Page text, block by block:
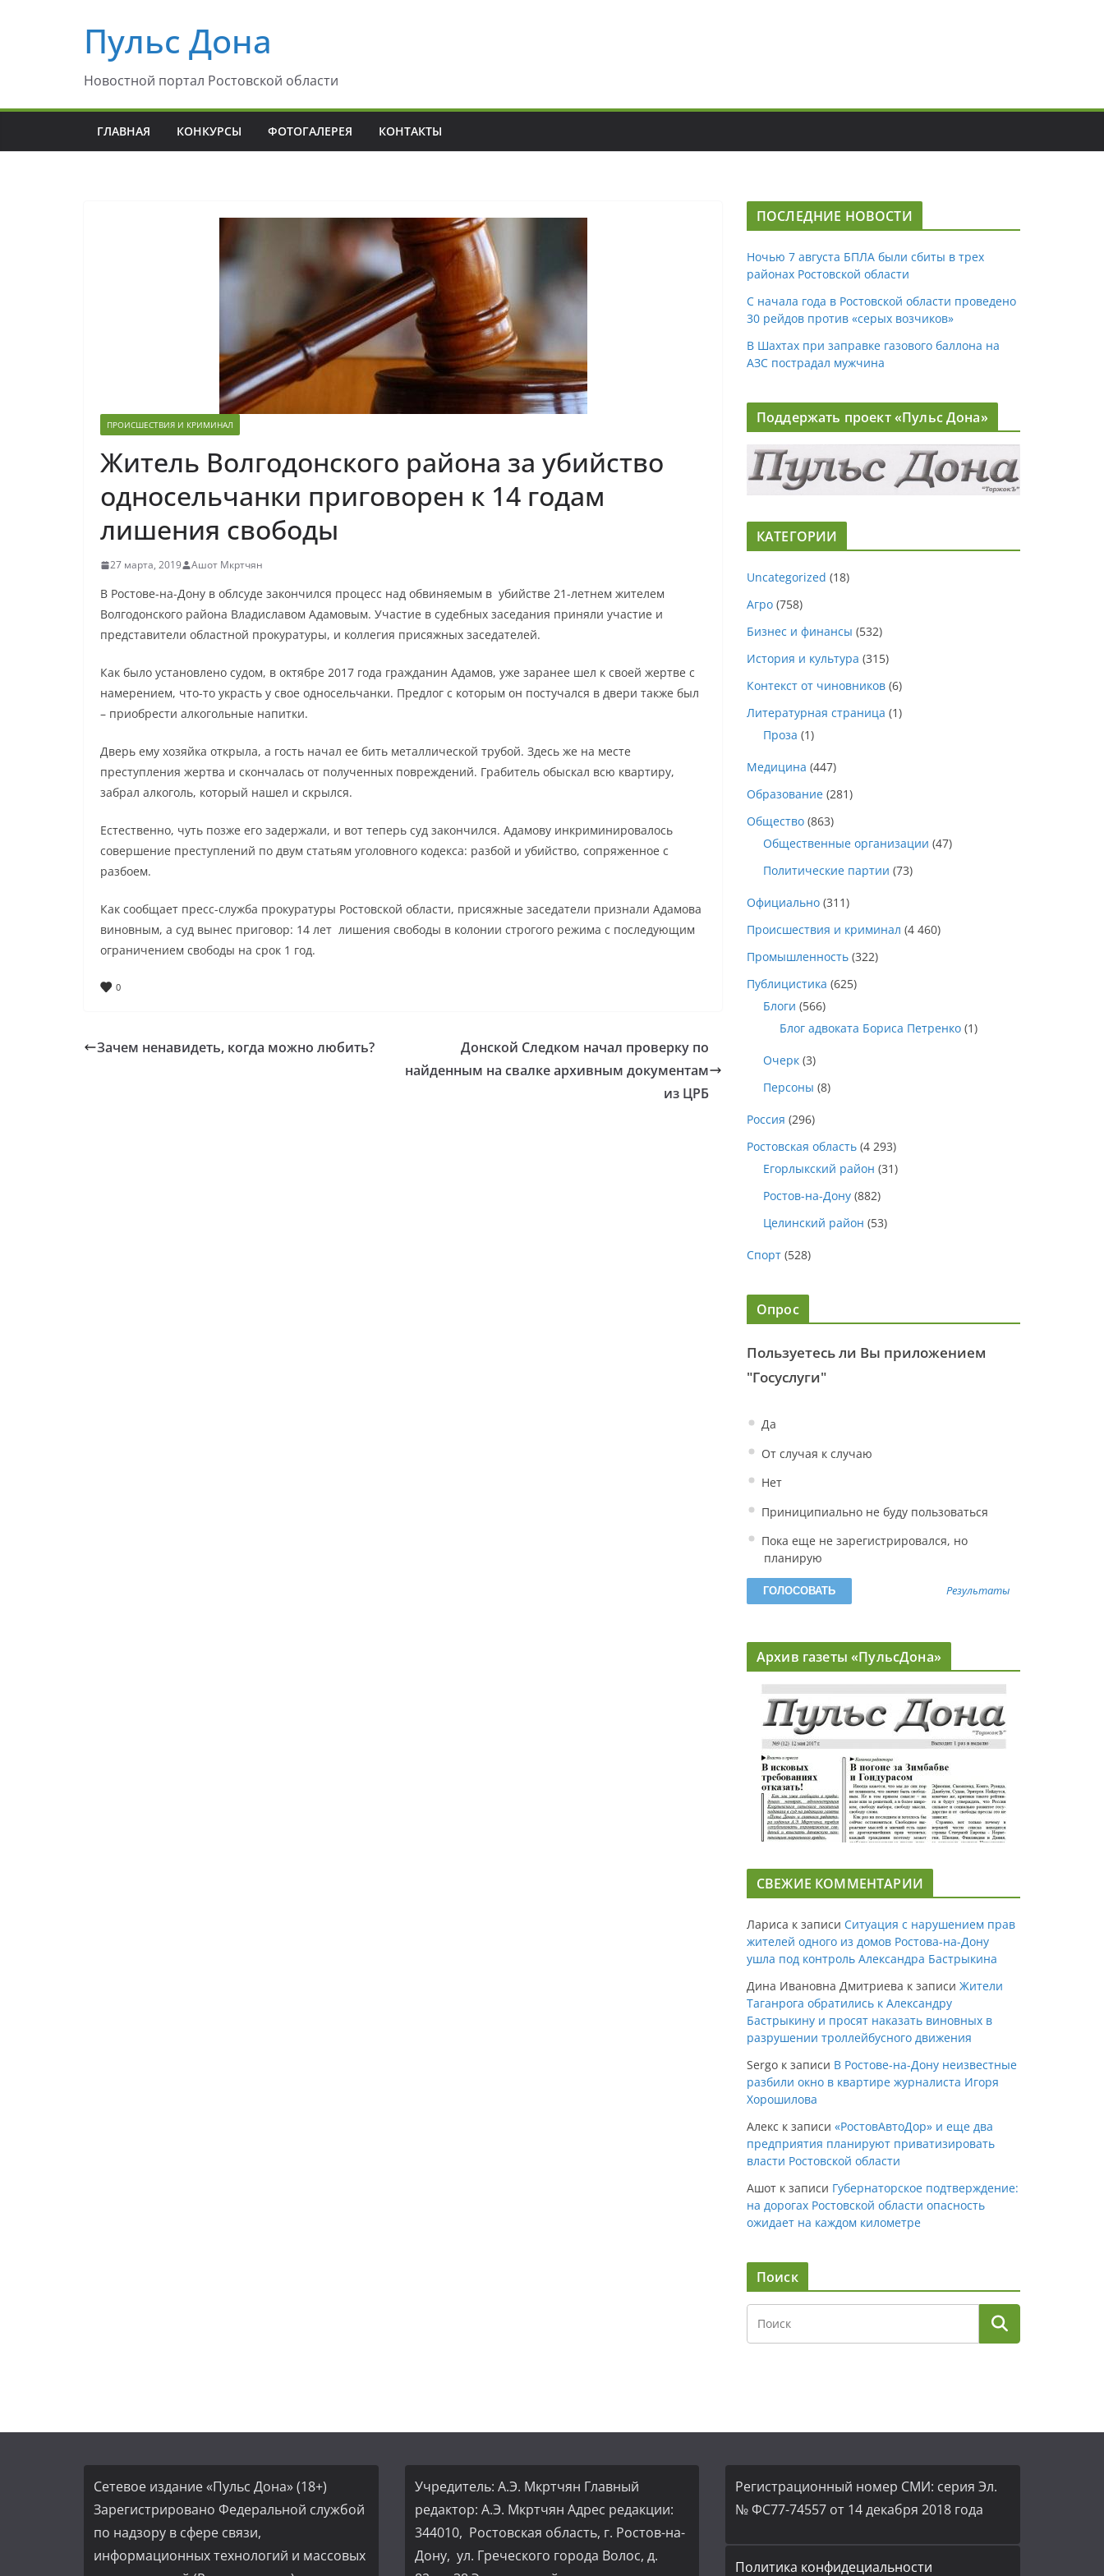
содержимомуПульс Дона
Новостной портал Ростовской области
ГЛАВНАЯ КОНКУРСЫ ФОТОГАЛЕРЕЯ КОНТАКТЫ
ПРОИСШЕСТВИЯ И КРИМИНАЛ
Житель Волгодонского района за убийство
односельчанки приговорен к 14 годам
лишения свободы
27 марта, 2019 Ашот Мкртчян
В Ростове-на-Дону в облсуде закончился процесс над обвиняемым в убийстве 21-летнем жителем
Волгодонского района Владиславом Адамовым. Участие в судебных заседания приняли участие и
представители областной прокуратуры, и коллегия присяжных заседателей.
Как было установлено судом, в октябре 2017 года гражданин Адамов, уже заранее шел к своей жертве с
намерением, что-то украсть у свое односельчанки. Предлог с которым он постучался в двери также был
– приобрести алкогольные напитки.
Дверь ему хозяйка открыла, а гость начал ее бить металлической трубой. Здесь же на месте
преступления жертва и скончалась от полученных повреждений. Грабитель обыскал всю квартиру,
забрал алкоголь, который нашел и скрылся.
Естественно, чуть позже его задержали, и вот теперь суд закончился. Адамову инкриминировалось
совершение преступлений по двум статьям уголовного кодекса: разбой и убийство, сопряженное с
разбоем.
Как сообщает пресс-служба прокуратуры Ростовской области, присяжные заседатели признали Адамова
виновным, а суд вынес приговор: 14 лет лишения свободы в колонии строгого режима с последующим
ограничением свободы на срок 1 год.
0
Зачем ненавидеть, когда можно любить?
Донской Следком начал проверку по
найденным на свалке архивным документам
из ЦРБ
ПОСЛЕДНИЕ НОВОСТИ
Ночью 7 августа БПЛА были сбиты в трех
районах Ростовской области
С начала года в Ростовской области проведено
30 рейдов против «серых возчиков»
В Шахтах при заправке газового баллона на
АЗС пострадал мужчина
Поддержать проект «Пульс Дона»
КАТЕГОРИИ
Uncategorized (18)
Агро (758)
Бизнес и финансы (532)
История и культура (315)
Контекст от чиновников (6)
Литературная страница (1)
Проза (1)
Медицина (447)
Образование (281)
Общество (863)
Общественные организации (47)
Политические партии (73)
Официально (311)
Происшествия и криминал (4 460)
Промышленность (322)
Публицистика (625)
Блоги (566)
Блог адвоката Бориса Петренко (1)
Очерк (3)
Персоны (8)
Россия (296)
Ростовская область (4 293)
Егорлыкский район (31)
Ростов-на-Дону (882)
Целинский район (53)
Спорт (528)
Опрос
Пользуетесь ли Вы приложением
"Госуслуги"
Да
От случая к случаю
Нет
Приниципиально не буду пользоваться
Пока еще не зарегистрировался, но
планирую
Результаты
Архив газеты «ПульсДона»
СВЕЖИЕ КОММЕНТАРИИ
Лариса к записи Ситуация с нарушением прав
жителей одного из домов Ростова-на-Дону
ушла под контроль Александра Бастрыкина
Дина Ивановна Дмитриева к записи Жители
Таганрога обратились к Александру
Бастрыкину и просят наказать виновных в
разрушении троллейбусного движения
Sergo к записи В Ростове-на-Дону неизвестные
разбили окно в квартире журналиста Игоря
Хорошилова
Алекс к записи «РостовАвтоДор» и еще два
предприятия планируют приватизировать
власти Ростовской области
Ашот к записи Губернаторское подтверждение:
на дорогах Ростовской области опасность
ожидает на каждом километре
Поиск
Сетевое издание «Пульс Дона» (18+)
Зарегистрировано Федеральной службой
по надзору в сфере связи,
информационных технологий и массовых
Учредитель: А.Э. Мкртчян Главный
редактор: А.Э. Мкртчян Адрес редакции:
344010, Ростовская область, г. Ростов-на-
Дону, ул. Греческого города Волос, д.
Регистрационный номер СМИ: серия Эл.
№ ФС77-74557 от 14 декабря 2018 года
Политика конфидециальности